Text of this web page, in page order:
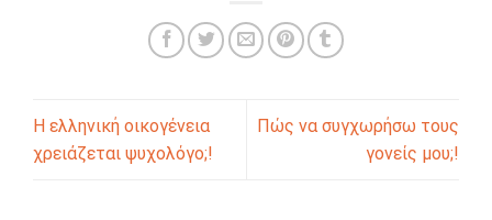
Η ελληνική οικογένεια
χρειάζεται ψυχολόγο;!
Πώς να συγχωρήσω τους
γονείς μου;!